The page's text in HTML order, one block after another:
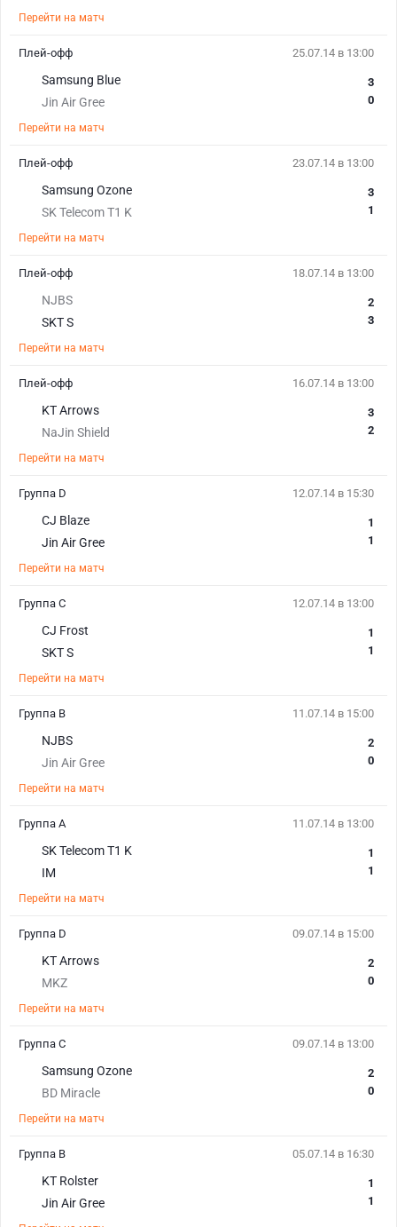
Перейти на матч
25.07.14 в 13:00
Samsung Blue
Jin Air Gree
3
0
Перейти на матч
Плей-офф
23.07.14 в 13:00
Samsung Ozone
SK Telecom T1 K
3
1
Перейти на матч
Плей-офф
18.07.14 в 13:00
NJBS
SKT S
2
3
Перейти на матч
Плей-офф
16.07.14 в 13:00
KT Arrows
NaJin Shield
3
2
Перейти на матч
Плей-офф
12.07.14 в 15:30
CJ Blaze
Jin Air Gree
1
1
Перейти на матч
Группа D
12.07.14 в 13:00
CJ Frost
SKT S
1
1
Перейти на матч
Группа С
11.07.14 в 15:00
NJBS
Jin Air Gree
2
0
Перейти на матч
Группа B
11.07.14 в 13:00
SK Telecom T1 K
IM
1
1
Перейти на матч
Группа А
09.07.14 в 15:00
KT Arrows
MKZ
2
0
Перейти на матч
Группа D
09.07.14 в 13:00
Samsung Ozone
BD Miracle
2
0
Перейти на матч
Группа С
05.07.14 в 16:30
KT Rolster
Jin Air Gree
1
1
Группа B